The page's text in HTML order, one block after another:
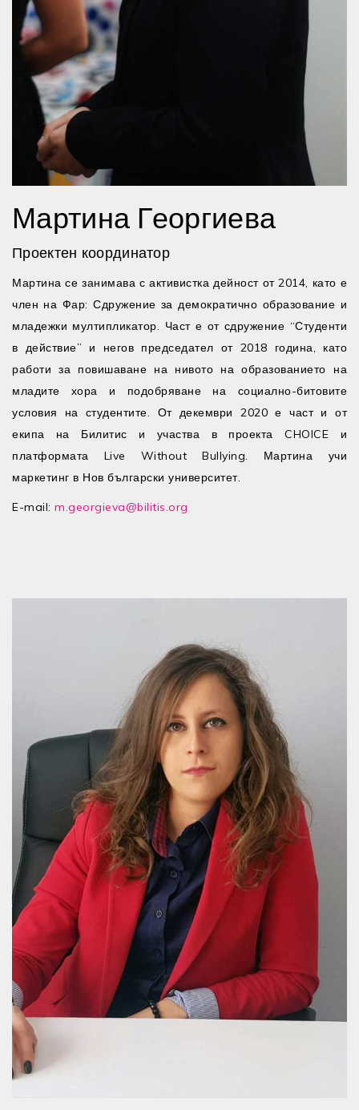
Мартина Георгиева
Проектен координатор
Мартина се занимава с активистка дейност от 2014, като е
член на Фар: Сдружение за демократично образование и
младежки мултипликатор. Част е от сдружение “Студенти
в действие” и негов председател от 2018 година, като
работи за повишаване на нивото на образованието на
младите хора и подобряване на социално-битовите
условия на студентите. От декември 2020 е част и от
екипа на Билитис и участва в проекта CHOICE и
платформата Live Without Bullying. Мартина учи
маркетинг в Нов български университет.
E-mail: m.georgieva@bilitis.org